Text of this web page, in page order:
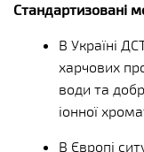
Стандартизовані
В Україні
харчових
води та
іонної
В Європі